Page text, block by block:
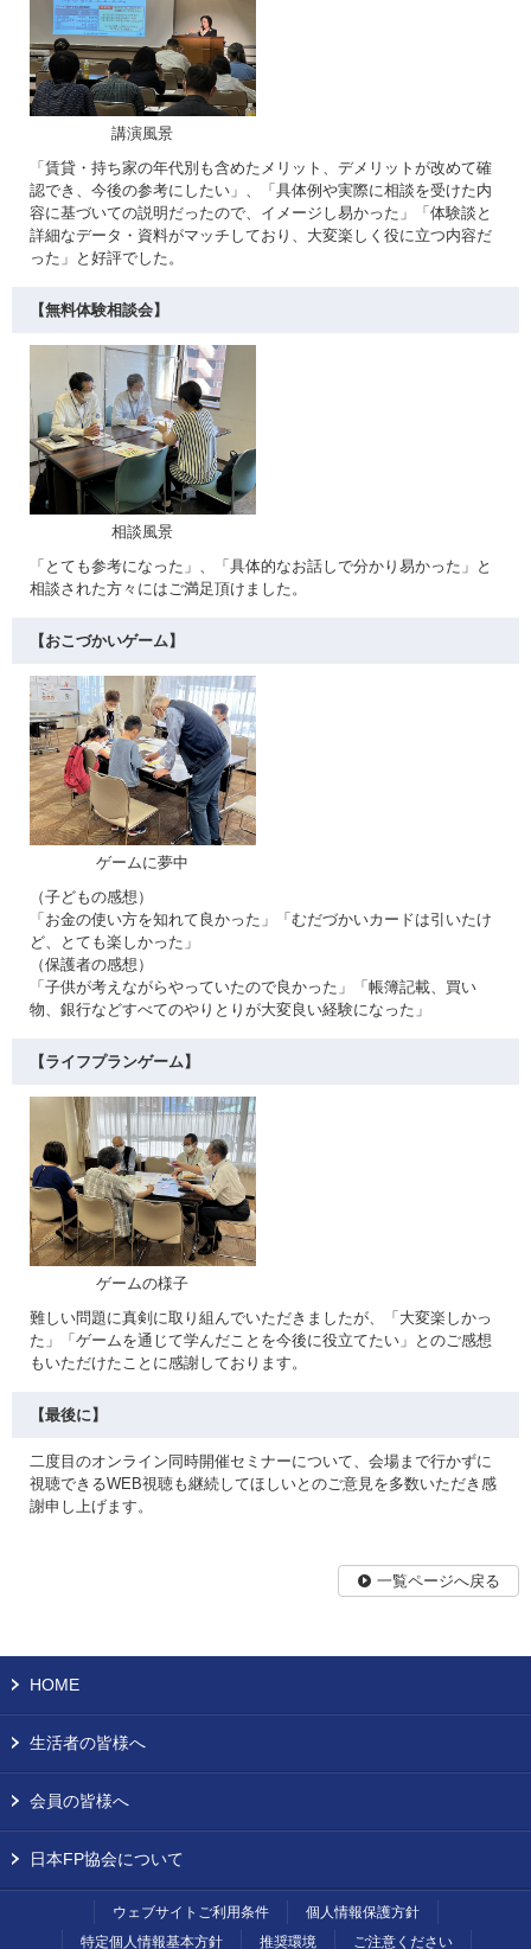
講演風景
「賃貸・持ち家の年代別も含めたメリット、デメリットが改めて確
認でき、今後の参考にしたい」、「具体例や実際に相談を受けた内
容に基づいての説明だったので、イメージし易かった」「体験談と
詳細なデータ・資料がマッチしており、大変楽しく役に立つ内容だ
った」と好評でした。
【無料体験相談会】
相談風景
「とても参考になった」、「具体的なお話しで分かり易かった」と
相談された方々にはご満足頂けました。
【おこづかいゲーム】
ゲームに夢中
（子どもの感想）
「お金の使い方を知れて良かった」「むだづかいカードは引いたけ
ど、とても楽しかった」
（保護者の感想）
「子供が考えながらやっていたので良かった」「帳簿記載、買い
物、銀行などすべてのやりとりが大変良い経験になった」
【ライフプランゲーム】
ゲームの様子
難しい問題に真剣に取り組んでいただきましたが、「大変楽しかっ
た」「ゲームを通じて学んだことを今後に役立てたい」とのご感想
もいただけたことに感謝しております。
【最後に】
二度目のオンライン同時開催セミナーについて、会場まで行かずに
視聴できるWEB視聴も継続してほしいとのご意見を多数いただき感
謝申し上げます。
一覧ページへ戻る
HOME
生活者の皆様へ
会員の皆様へ
日本FP協会について
ウェブサイトご利用条件
個人情報保護方針
特定個人情報基本方針
推奨環境 ご注意ください